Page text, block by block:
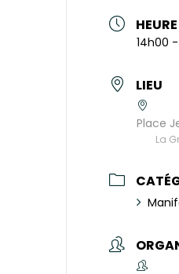
HEURE
14h00
LIEU
Place
La